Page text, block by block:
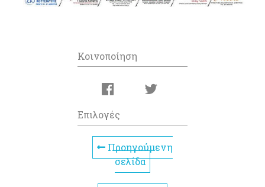
Κοινοποίηση
Επιλογές
Προηγούμενη
σελίδα